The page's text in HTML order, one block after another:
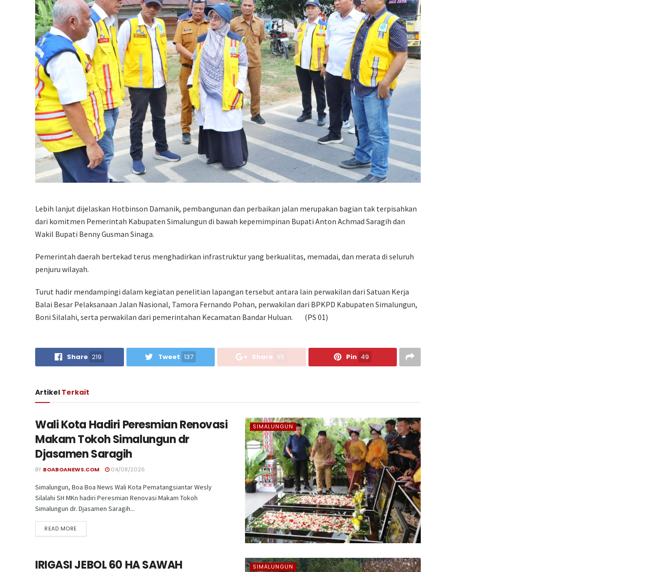
Lebih lanjut dijelaskan Hotbinson Damanik, pembangunan dan perbaikan jalan merupakan bagian tak terpisahkan
dari komitmen Pemerintah Kabupaten Simalungun di bawah kepemimpinan Bupati Anton Achmad Saragih dan
Wakil Bupati Benny Gusman Sinaga.
Pemerintah daerah bertekad terus menghadirkan infrastruktur yang berkualitas, memadai, dan merata di seluruh
penjuru wilayah.
Turut hadir mendampingi dalam kegiatan penelitian lapangan tersebut antara lain perwakilan dari Satuan Kerja
Balai Besar Pelaksanaan Jalan Nasional, Tamora Fernando Pohan, perwakilan dari BPKPD Kabupaten Simalungun,
Boni Silalahi, serta perwakilan dari pemerintahan Kecamatan Bandar Huluan. (PS 01)
Share 219 Tweet 137 Share 55 Pin 49
Artikel Terkait
SIMALUNGUN
Wali Kota Hadiri Peresmian Renovasi
Makam Tokoh Simalungun dr
Djasamen Saragih
BY BOABOANEWS.COM 04/08/2026
Simalungun, Boa Boa News Wali Kota Pematangsiantar Wesly
Silalahi SH MKn hadiri Peresmian Renovasi Makam Tokoh
Simalungun dr. Djasamen Saragih...
READ MORE
SIMALUNGUN
IRIGASI JEBOL 60 HA SAWAH